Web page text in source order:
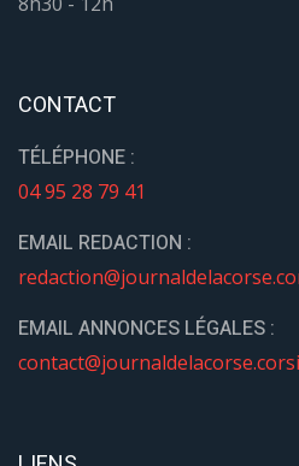
CONTACT
TÉLÉPHONE :
04 95 28 79 41
EMAIL REDACTION :
EMAIL ANNONCES LÉGALES :